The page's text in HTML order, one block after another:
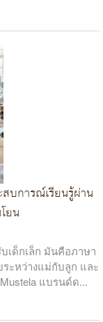
บการณ์เรียนรู้ผ่าน
ยน
เด็กเล็ก มันคือภาษา
ะหว่างแม่กับลูก และ
แบรนด์ด...